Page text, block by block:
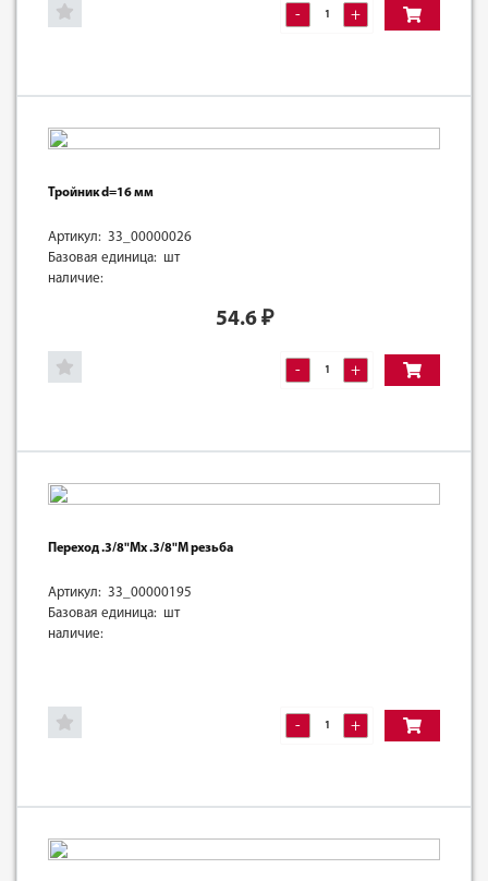
- +
Тройник d=16 мм
Артикул: 33_00000026
Базовая единица: шт
наличие:
54.6₽
- +
Переход .3/8"Mх .3/8"M резьба
Артикул: 33_00000195
Базовая единица: шт
наличие:
- +